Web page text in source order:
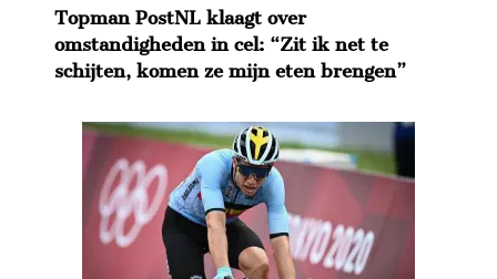
Topman PostNL klaagt over
omstandigheden in cel: “Zit ik net te
schijten, komen ze mijn eten brengen”